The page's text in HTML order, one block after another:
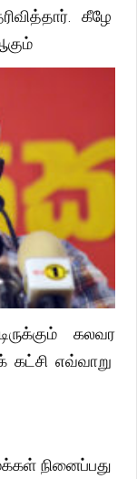
கீழே
கலவர
எவ்வாறு
நினைப்பது